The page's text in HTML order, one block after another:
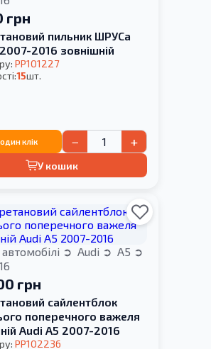
грн
пильник ШРУСа
2016 зовнішній
PP101227
15шт.
клік − +
У кошик
Audi
A5
грн
сайлентблок
поперечного важеля
Audi A5 2007-2016
PP102236